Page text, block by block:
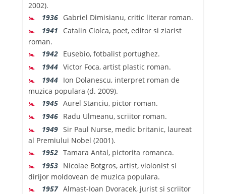
2002).
🚼 1936 Gabriel Dimisianu, critic literar roman.
🚼 1941
Catalin Ciolca, poet, editor si ziarist
roman.
🚼 1942 Eusebio, fotbalist portughez.
🚼 1944 Victor Foca, artist plastic roman.
🚼 1944 Ion Dolanescu, interpret roman de
muzica populara (d. 2009).
🚼 1945 Aurel Stanciu, pictor roman.
🚼 1946 Radu Ulmeanu, scriitor roman.
🚼 1949 Sir Paul Nurse, medic britanic, laureat
al Premiului Nobel (2001).
🚼 1952 Tamara Antal, pictorita romanca.
🚼 1953 Nicolae Botgros, artist, violonist si
dirijor moldovean de muzica populara.
🚼 1957 Almast-Ioan Dvoracek, jurist si scriitor